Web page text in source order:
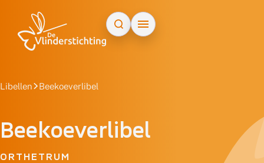
Libellen Beekoeverlibel
Beekoeverlibel
ORTHETRUM